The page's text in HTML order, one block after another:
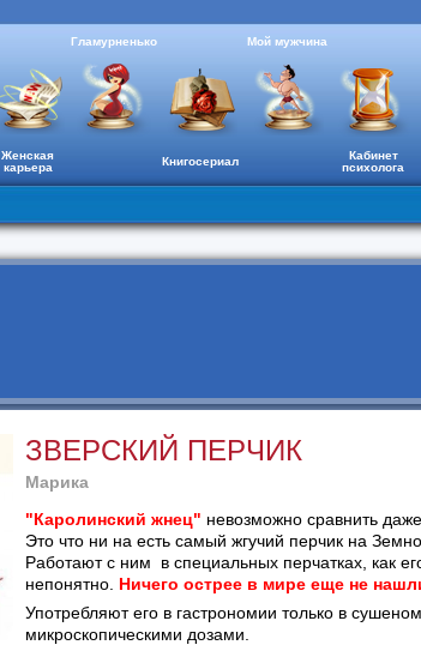
Гламурненько Мой мужчина
Женская
карьера
Книгосериал
Кабинет
психолога
ЗВЕРСКИЙ ПЕРЧИК
Марика
"Каролинский жнец" невозможно сравнить
Это что ни на есть самый жгучий перчик на
Работают с ним в специальных перчатках, как
непонятно. Ничего острее в мире еще не
Употребляют его в гастрономии только в
микроскопическими дозами.